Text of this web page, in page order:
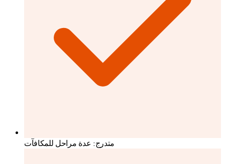
متدرج: عدة مراحل للمكافآت